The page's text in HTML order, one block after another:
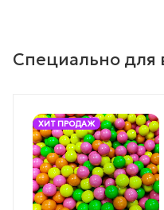
Специально для
ХИТ ПРОДАЖ